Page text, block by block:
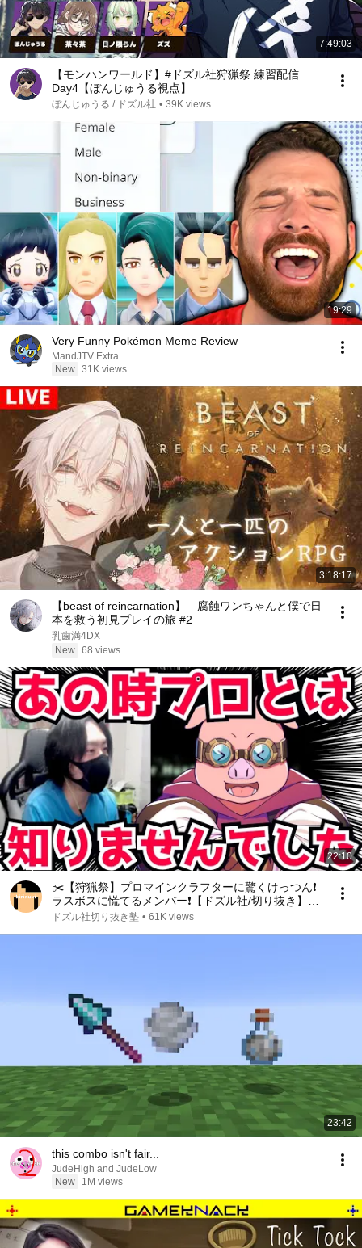
7:49:03
【モンハンワールド】#ドズル社狩猟祭 練習配信
Day4【ぼんじゅうる視点】
ぼんじゅうる / ドズル社 • 39K views
19:29
Very Funny Pokémon Meme Review
MandJTV Extra
New 31K views
3:18:17
【beast of reincarnation】 腐蝕ワンちゃんと僕で日
本を救う初見プレイの旅 #2
乳歯満4DX
New 68 views
22:10
✂️【狩猟祭】プロマインクラフターに驚くけっつん❗
ラスボスに慌てるメンバー❗【ドズル社/切り抜き】
【モンハン】【アキロゼ】【けっつん】【だいだら】
ドズル社切り抜き塾 • 61K views
23:42
this combo isn't fair...
JudeHigh and JudeLow
New
1M views